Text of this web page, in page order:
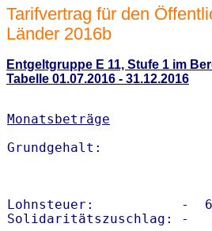
Tarifvertrag für den
Länder 2016b
Entgeltgruppe E 11, Stufe 1 im
Tabelle 01.07.2016 - 31.12.2016
Monatsbeträge
Lohnsteuer:           -
Solidaritätszuschlag: -